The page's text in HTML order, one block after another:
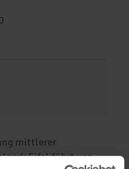
mittlerer
Eifel führt von